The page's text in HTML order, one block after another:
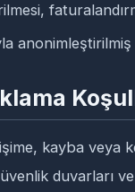
anonimleştirilmiş
kayba veya
duvarları